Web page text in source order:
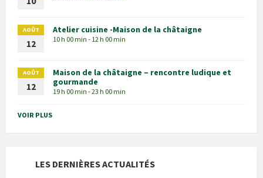
AOÛT
12
Atelier cuisine -Maison de la châtaigne
10 h 00 min - 12 h 00 min
AOÛT
12
Maison de la châtaigne – rencontre ludique et
gourmande
19 h 00 min - 23 h 00 min
VOIR PLUS
LES DERNIÈRES ACTUALITÉS